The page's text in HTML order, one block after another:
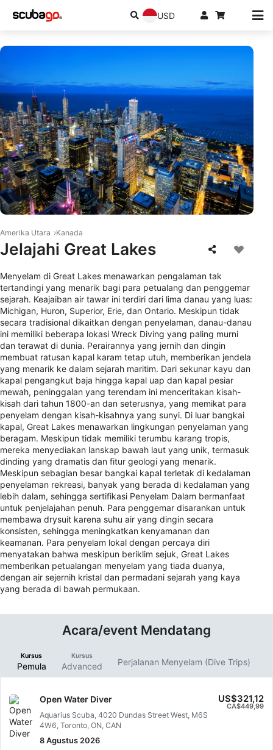
USD
Amerika Utara Kanada
Jelajahi Great Lakes
Menyelam di Great Lakes menawarkan pengalaman tak
tertandingi yang menarik bagi para petualang dan penggemar
sejarah. Keajaiban air tawar ini terdiri dari lima danau yang luas:
Michigan, Huron, Superior, Erie, dan Ontario. Meskipun tidak
secara tradisional dikaitkan dengan penyelaman, danau-danau
ini memiliki beberapa lokasi Wreck Diving yang paling murni
dan terawat di dunia. Perairannya yang jernih dan dingin
membuat ratusan kapal karam tetap utuh, memberikan jendela
yang menarik ke dalam sejarah maritim. Dari sekunar kayu dan
kapal pengangkut baja hingga kapal uap dan kapal pesiar
mewah, peninggalan yang terendam ini menceritakan kisah-
kisah dari tahun 1800-an dan seterusnya, yang memikat para
penyelam dengan kisah-kisahnya yang sunyi. Di luar bangkai
kapal, Great Lakes menawarkan lingkungan penyelaman yang
beragam. Meskipun tidak memiliki terumbu karang tropis,
mereka menyediakan lanskap bawah laut yang unik, termasuk
dinding yang dramatis dan fitur geologi yang menarik.
Meskipun sebagian besar bangkai kapal terletak di kedalaman
penyelaman rekreasi, banyak yang berada di kedalaman yang
lebih dalam, sehingga sertifikasi Penyelam Dalam bermanfaat
untuk penjelajahan penuh. Para penggemar disarankan untuk
membawa drysuit karena suhu air yang dingin secara
konsisten, sehingga meningkatkan kenyamanan dan
keamanan. Para penyelam lokal dengan percaya diri
menyatakan bahwa meskipun beriklim sejuk, Great Lakes
memberikan petualangan menyelam yang tiada duanya,
dengan air sejernih kristal dan permadani sejarah yang kaya
yang berada di bawah permukaan.
Acara/event Mendatang
Kursus
Pemula
Kursus
Advanced Perjalanan Menyelam (Dive Trips)
Open Water Diver
Aquarius Scuba, 4020 Dundas Street West, M6S
4W6, Toronto, ON, CAN
8 Agustus 2026
US$321,12
CA$449,99